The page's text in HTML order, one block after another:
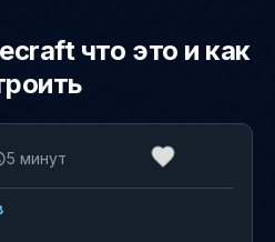
что это и как
5 минут